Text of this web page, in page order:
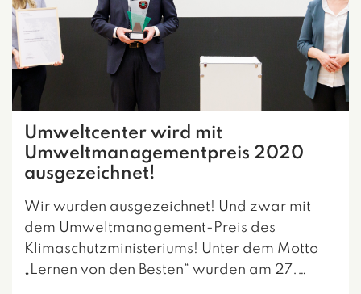
Umweltcenter wird mit
Umweltmanagementpreis 2020
ausgezeichnet!
Wir wurden ausgezeichnet! Und zwar mit
dem Umweltmanagement-Preis des
Klimaschutzministeriums! Unter dem Motto
„Lernen von den Besten“ wurden am 27.…